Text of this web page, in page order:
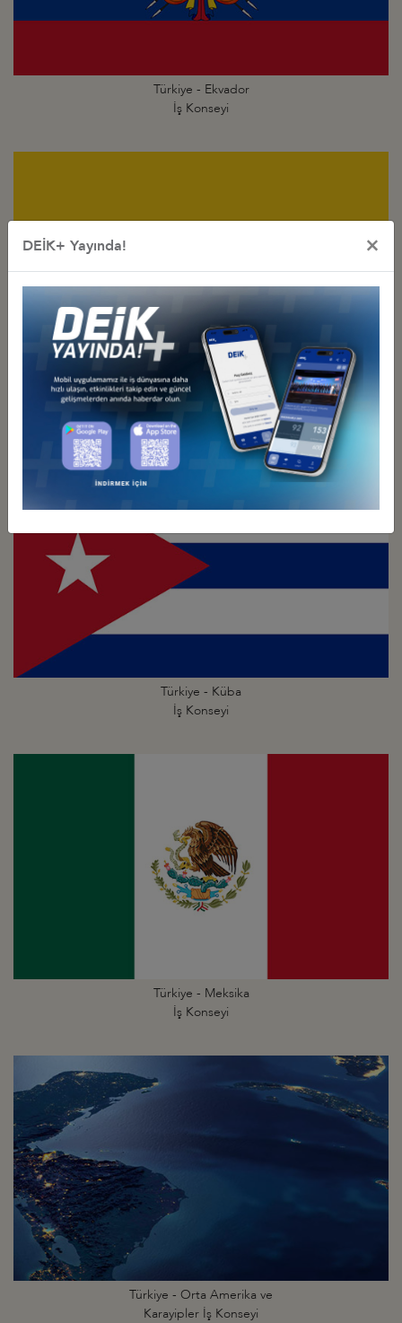
Türkiye - Ekvador
İş Konseyi
Türkiye - Kolombiya
İş Konseyi
Türkiye - Küba
İş Konseyi
Türkiye - Meksika
İş Konseyi
Türkiye - Orta Amerika ve
Karayipler İş Konseyi
DEİK+ Yayında! ×